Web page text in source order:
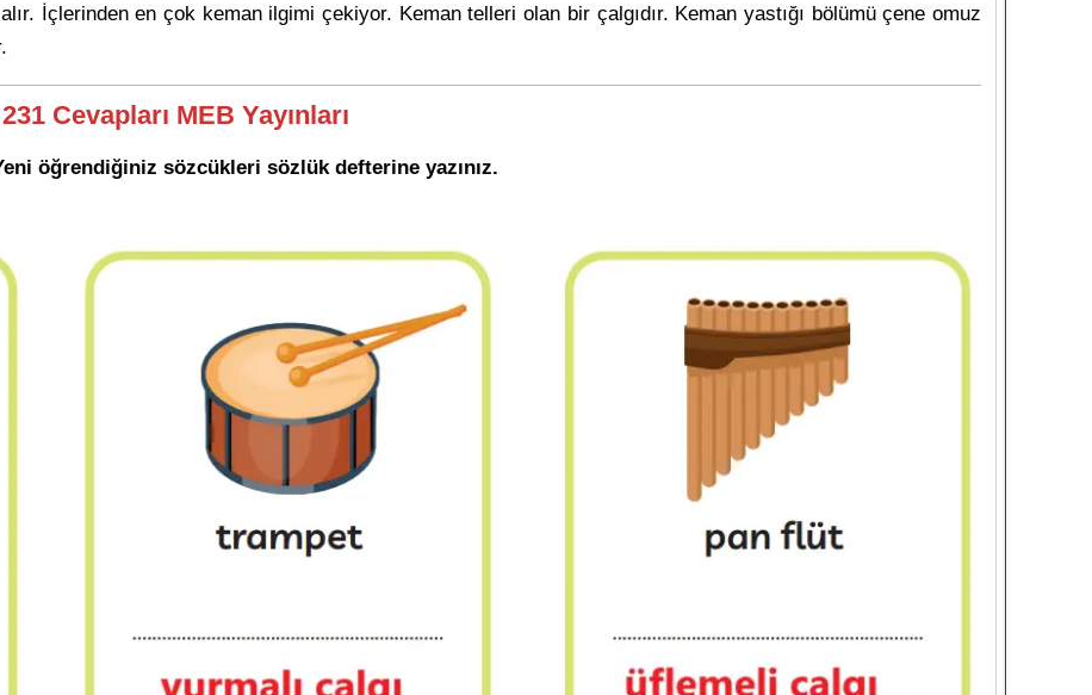
İçlerinden en çok keman ilgimi çekiyor. Keman telleri olan bir çalgıdır. Keman yastığı bölümü çene omuz
Cevapları MEB Yayınları
öğrendiğiniz sözcükleri sözlük defterine yazınız.